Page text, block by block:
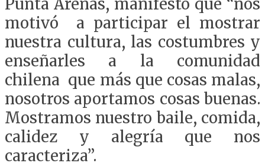
Punta Arenas, manifestó que “nos
motivó a participar el mostrar
nuestra cultura, las costumbres y
enseñarles a la comunidad
chilena que más que cosas malas,
nosotros aportamos cosas buenas.
Mostramos nuestro baile, comida,
calidez y alegría que nos
caracteriza”.